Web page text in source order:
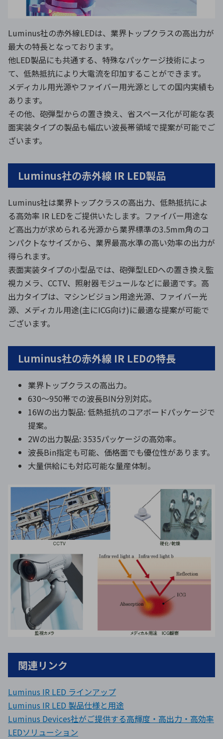
Luminus社の赤外線LEDは、業界トップクラスの高出力が
最大の特長となっております。
他LED製品にも共通する、特殊なパッケージ技術によっ
て、低熱抵抗により大電流を印加することができます。
メディカル用光源やファイバー用光源としての国内実績も
あります。
その他、砲弾型からの置き換え、省スペース化が可能な表
面実装タイプの製品も幅広い波長帯領域で提案が可能でご
ざいます。
Luminus社の赤外線 IR LED製品
Luminus社は業界トップクラスの高出力、低熱抵抗によ
る高効率 IR LEDをご提供いたします。ファイバー用途な
ど高出力が求められる光源から業界標準の3.5mm角のコ
ンパクトなサイズから、業界最高水準の高い効率の出力が
得られます。
表面実装タイプの小型品では、砲弾型LEDへの置き換え監
視カメラ、CCTV、照射器モジュールなどに最適です。高
出力タイプは、マシンビジョン用途光源、ファイバー光
源、メディカル用途(主にICG向け)に最適な提案が可能で
ございます。
Luminus社の赤外線 IR LEDの特長
業界トップクラスの高出力。
630〜950帯での波長BIN分別対応。
16Wの出力製品: 低熱抵抗のコアボードパッケージで
提案。
2Wの出力製品: 3535パッケージの高効率。
波長Bin指定も可能、価格面でも優位性があります。
大量供給にも対応可能な量産体制。
関連リンク
Luminus IR LED ラインアップ
Luminus IR LED 製品仕様と用途
Luminus Devices社がご提供する高輝度・高出力・高効率
LEDソリューション